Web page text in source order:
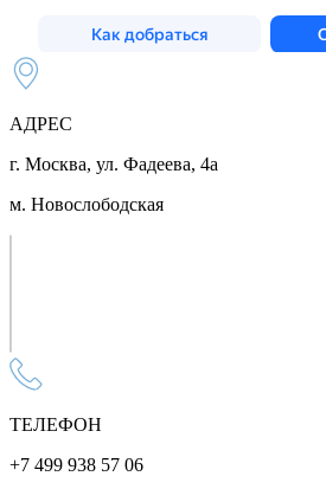
АДРЕС
г. Москва, ул. Фадеева, 4а
м. Новослободская
ТЕЛЕФОН
+7 499 938 57 06